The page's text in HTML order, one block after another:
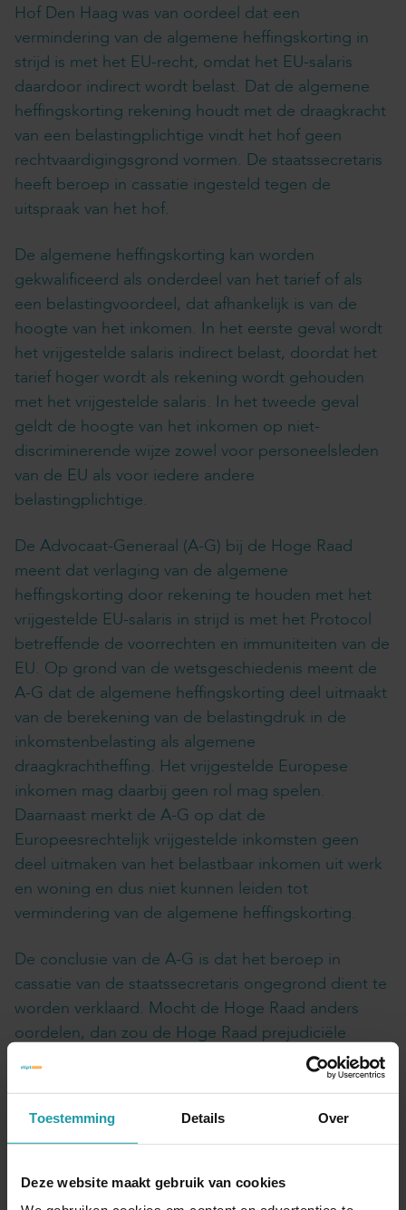
Toestemming Details Over
Deze website maakt gebruik van cookies
Hof Den Haag was van oordeel dat een
vermindering van de algemene heffingskorting in
strijd is met het EU-recht, omdat het EU-salaris
daardoor indirect wordt belast. Dat de algemene
heffingskorting rekening houdt met de draagkracht
van een belastingplichtige vindt het hof geen
rechtvaardigingsgrond vormen. De staatssecretaris
heeft beroep in cassatie ingesteld tegen de
uitspraak van het hof.
De algemene heffingskorting kan worden
gekwalificeerd als onderdeel van het tarief of als
een belastingvoordeel, dat afhankelijk is van de
hoogte van het inkomen. In het eerste geval wordt
het vrijgestelde salaris indirect belast, doordat het
tarief hoger wordt als rekening wordt gehouden
met het vrijgestelde salaris. In het tweede geval
geldt de hoogte van het inkomen op niet-
discriminerende wijze zowel voor personeelsleden
van de EU als voor iedere andere
belastingplichtige.
De Advocaat-Generaal (A-G) bij de Hoge Raad
meent dat verlaging van de algemene
heffingskorting door rekening te houden met het
vrijgestelde EU-salaris in strijd is met het Protocol
betreffende de voorrechten en immuniteiten van de
EU. Op grond van de wetsgeschiedenis meent de
A-G dat de algemene heffingskorting deel uitmaakt
van de berekening van de belastingdruk in de
inkomstenbelasting als algemene
draagkrachtheffing. Het vrijgestelde Europese
inkomen mag daarbij geen rol mag spelen.
Daarnaast merkt de A-G op dat de
Europeesrechtelijk vrijgestelde inkomsten geen
deel uitmaken van het belastbaar inkomen uit werk
en woning en dus niet kunnen leiden tot
vermindering van de algemene heffingskorting.
De conclusie van de A-G is dat het beroep in
cassatie van de staatssecretaris ongegrond dient te
worden verklaard. Mocht de Hoge Raad anders
oordelen, dan zou de Hoge Raad prejudiciële
vragen aan het Hof van Justitie EU moeten stellen.
Interessant? Deel dit artikel